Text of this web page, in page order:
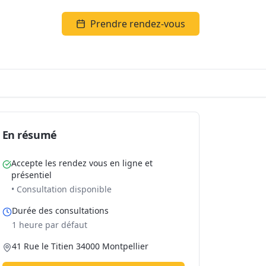
Prendre rendez-vous
En résumé
Accepte les rendez vous en ligne et
présentiel
• Consultation disponible
Durée des consultations
1 heure par défaut
41 Rue le Titien 34000 Montpellier